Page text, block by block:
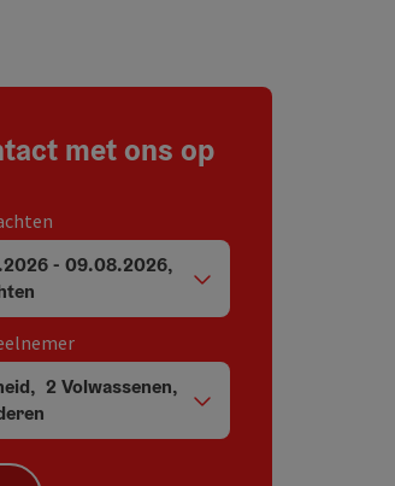
met ons op
en vertrek
- 09.08.2026,
en persoonsvelden
, 2 Volwassenen,